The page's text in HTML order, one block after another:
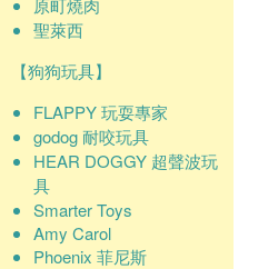
原町燒肉
聖萊西
【狗狗玩具】
FLAPPY 玩耍專家
godog 耐咬玩具
HEAR DOGGY 超聲波玩
具
Smarter Toys
Amy Carol
Phoenix 菲尼斯